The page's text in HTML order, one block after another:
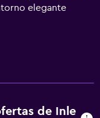
elegante
e
viajan con la
a diario y los
de Inle